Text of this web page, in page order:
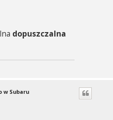
dopuszczalna
w Subaru